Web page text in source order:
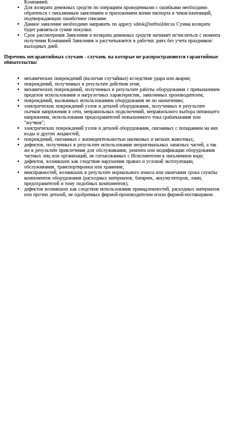
Компанией.
Для возврата денежных средств по операциям проведенными с ошибками необходимо
обратиться с письменным заявлением и приложением копии паспорта и чеков/квитанций,
подтверждающих ошибочное списание.
Данное заявление необходимо направить по адресу sdesk@netbuilder.su Сумма возврата
будет равняться сумме покупки.
Срок рассмотрения Заявления и возврата денежных средств начинает исчисляться с момента
получения Компанией Заявления и рассчитывается в рабочих днях без учета праздников/
выходных дней.
Перечень негарантийных случаев - случаев, на которые не распространяются гарантийные
обязательства:
механических повреждений (включая случайные) вследствие удара или аварии;
повреждений, полученных в результате действия огня;
механических повреждений, полученных в результате работы оборудования с превышением
пределов использования и нагрузочных характеристик, заявленных производителем;
повреждений, вызванных использованием оборудования не по назначению;
электрических повреждений узлов и деталей оборудования, полученных в результате
скачков напряжения в сети, неправильных подключений, неправильного выбора питающего
напряжения, использования предохранителей повышенного тока срабатывания или
"жучков";
электрических повреждений узлов и деталей оборудования, связанных с попаданием на них
воды и других жидкостей;
повреждений, связанных с жизнедеятельностью насекомых и мелких животных;
дефектов, полученных в результате использования неоригинальных запасных частей, а так
же в результате привлечения для обслуживания, ремонта или модификации оборудования
частных лиц или организаций, не согласованных с Исполнителем в письменном виде;
дефектов, возникших как следствие нарушения правил и условий эксплуатации,
обслуживания, транспортировки или хранения;
неисправностей, возникших в результате нормального износа или окончания срока службы
компонентов оборудования (расходных материалов, батареек, аккумуляторов, ламп,
предохранителей и тому подобных компонентов);
дефектов возникших как следствие использования принадлежностей, расходных материалов
или прочих деталей, не одобренных фирмой-производителем и/или фирмой-поставщиком.